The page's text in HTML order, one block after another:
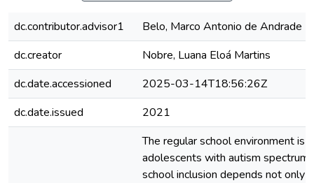
dc.contributor.advisor1
Belo, Marco Antonio de Andrade
dc.creator
Nobre, Luana Eloá Martins
dc.date.accessioned
2025-03-14T18:56:26Z
dc.date.issued
2021
The regular school environment is
adolescents with autism spectrum
school inclusion depends not only